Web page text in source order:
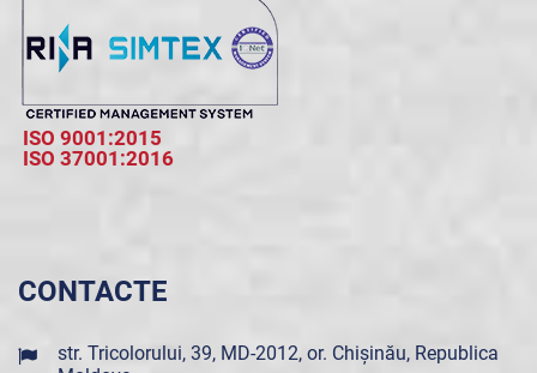
ISO 9001:2015
ISO 37001:2016
CONTACTE
str. Tricolorului, 39, MD-2012, or. Chișinău, Republica